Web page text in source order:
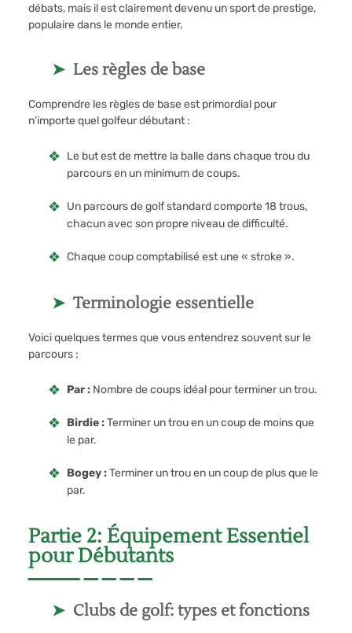
débats, mais il est clairement devenu un sport de prestige,
populaire dans le monde entier.
Les règles de base
Comprendre les règles de base est primordial pour
n’importe quel golfeur débutant :
Le but est de mettre la balle dans chaque trou du
parcours en un minimum de coups.
Un parcours de golf standard comporte 18 trous,
chacun avec son propre niveau de difficulté.
Chaque coup comptabilisé est une « stroke ».
Terminologie essentielle
Voici quelques termes que vous entendrez souvent sur le
parcours :
Par : Nombre de coups idéal pour terminer un trou.
Birdie :Terminer un trou en un coup de moins que
le par.
Bogey :Terminer un trou en un coup de plus que le
par.
Partie 2: Équipement Essentiel
pour Débutants
Clubs de golf: types et fonctions